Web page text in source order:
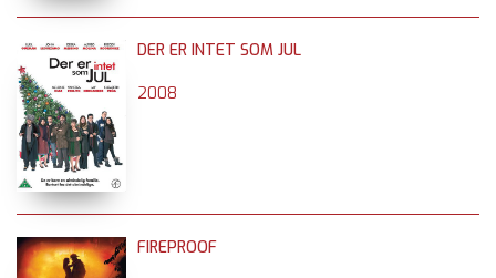
DER ER INTET SOM JUL
2008
FIREPROOF